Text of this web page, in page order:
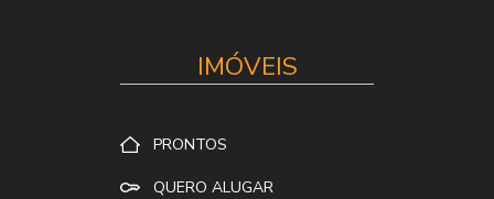
IMÓVEIS
PRONTOS
QUERO ALUGAR